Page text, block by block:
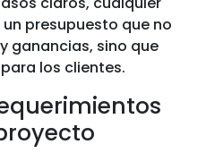
presupuesto que no
ganancias, sino que
los clientes.